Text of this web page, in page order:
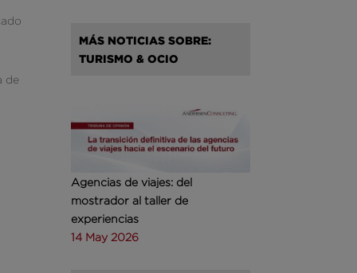
de
MÁS NOTICIAS SOBRE:
TURISMO & OCIO
Agencias de viajes: del
mostrador al taller de
experiencias
14 May 2026